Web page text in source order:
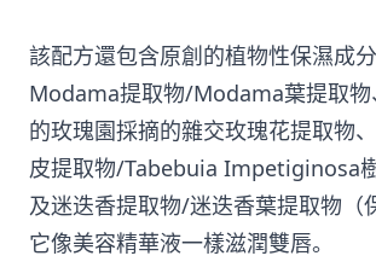
該配方還包含原創的植物性保濕成
Modama提取物/Modama葉提取物
的玫瑰園採摘的雜交玫瑰花提取物
皮提取物/Tabebuia Impetiginosa
及迷迭香提取物/迷迭香葉提取物（
它像美容精華液一樣滋潤雙唇。